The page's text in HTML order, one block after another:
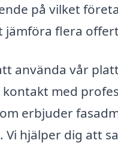
på vilket
jämföra flera
använda vår
med
erbjuder
Vi hjälper dig att